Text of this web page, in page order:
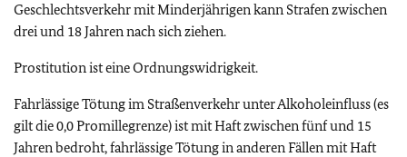
Geschlechtsverkehr mit Minderjährigen kann Strafen zwischen
drei und 18 Jahren nach sich ziehen.
Prostitution ist eine Ordnungswidrigkeit.
Fahrlässige Tötung im Straßenverkehr unter Alkoholeinfluss (es
gilt die 0,0 Promillegrenze) ist mit Haft zwischen fünf und 15
Jahren bedroht, fahrlässige Tötung in anderen Fällen mit Haft